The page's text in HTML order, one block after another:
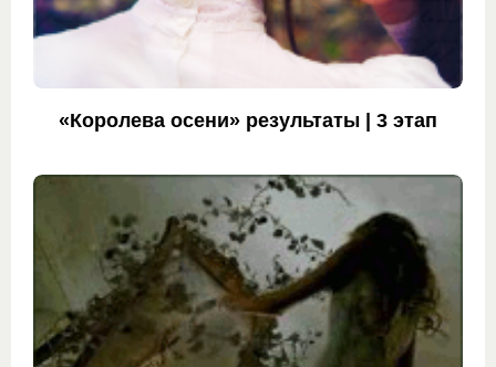
«Королева осени» результаты | 3 этап